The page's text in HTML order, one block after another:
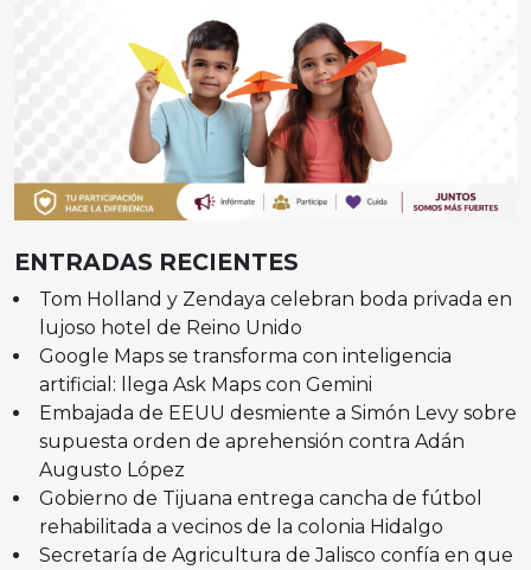
ENTRADAS RECIENTES
Tom Holland y Zendaya celebran boda privada en
lujoso hotel de Reino Unido
Google Maps se transforma con inteligencia
artificial: llega Ask Maps con Gemini
Embajada de EEUU desmiente a Simón Levy sobre
supuesta orden de aprehensión contra Adán
Augusto López
Gobierno de Tijuana entrega cancha de fútbol
rehabilitada a vecinos de la colonia Hidalgo
Secretaría de Agricultura de Jalisco confía en que